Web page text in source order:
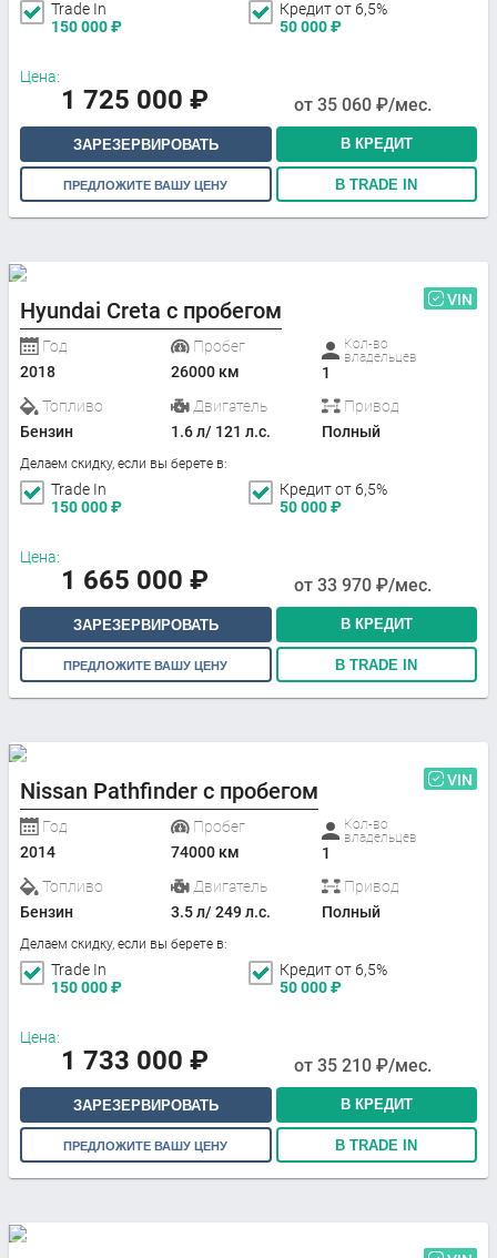
Trade In
150 000₽
Кредит от 6,5%
50 000₽
Цена:
1 725 000 ₽ от 35 060 ₽/мес.
ЗАРЕЗЕРВИРОВАТЬ В КРЕДИТ
ПРЕДЛОЖИТЕ ВАШУ ЦЕНУ В TRADE IN
Hyundai Creta с пробегом VIN
Год
2018
Пробег
26000 км
Кол-во
владельцев
1
Топливо
Бензин
Двигатель
1.6 л/ 121 л.с.
Привод
Полный
Делаем скидку, если вы берете в:
Trade In
150 000₽
Кредит от 6,5%
50 000₽
Цена:
1 665 000 ₽ от 33 970 ₽/мес.
ЗАРЕЗЕРВИРОВАТЬ В КРЕДИТ
ПРЕДЛОЖИТЕ ВАШУ ЦЕНУ В TRADE IN
Nissan Pathfinder с пробегом VIN
Год
2014
Пробег
74000 км
Кол-во
владельцев
1
Топливо
Бензин
Двигатель
3.5 л/ 249 л.с.
Привод
Полный
Делаем скидку, если вы берете в:
Trade In
150 000₽
Кредит от 6,5%
50 000₽
Цена:
1 733 000 ₽ от 35 210 ₽/мес.
ЗАРЕЗЕРВИРОВАТЬ В КРЕДИТ
ПРЕДЛОЖИТЕ ВАШУ ЦЕНУ В TRADE IN